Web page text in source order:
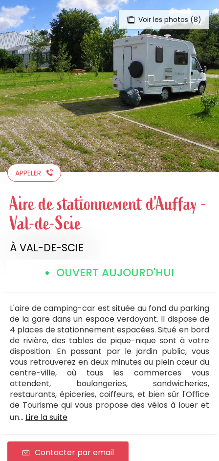
Aller
au
contenu
principal
Voir les photos (8)
APPELER
Aire de stationnement d'Auffay -
Val-de-Scie
À VAL-DE-SCIE
OUVERT AUJOURD'HUI
L'aire de camping-car est située au fond du parking
de la gare dans un espace verdoyant. Il dispose de
4 places de stationnement espacées. Situé en bord
de rivière, des tables de pique-nique sont à votre
disposition. En passant par le jardin public, vous
vous retrouverez en deux minutes au plein cœur du
centre-ville, où tous les commerces vous
attendent, boulangeries, sandwicheries,
restaurants, épiceries, coiffeurs, et bien sûr l'Office
de Tourisme qui vous propose des vélos à louer et
un... Lire la suite
Contacter par email